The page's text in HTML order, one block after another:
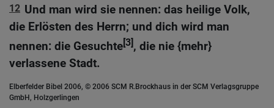
12 Und man wird sie nennen: das heilige Volk,
die Erlösten des Herrn; und dich wird man
nennen: die Gesuchte[3], die nie {mehr}
verlassene Stadt.
Elberfelder Bibel 2006, © 2006 SCM R.Brockhaus in der SCM Verlagsgruppe
GmbH, Holzgerlingen